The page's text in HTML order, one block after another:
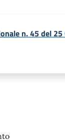
n. 45 del 25